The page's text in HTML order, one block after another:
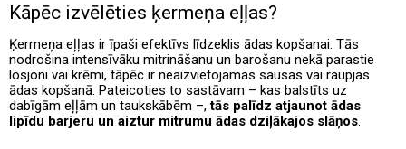
Kāpēc izvēlēties ķermeņa eļļas?
Ķermeņa eļļas ir īpaši efektīvs līdzeklis ādas kopšanai. Tās
nodrošina intensīvāku mitrināšanu un barošanu nekā parastie
losjoni vai krēmi, tāpēc ir neaizvietojamas sausas vai raupjas
ādas kopšanā. Pateicoties to sastāvam – kas balstīts uz
dabīgām eļļām un taukskābēm –,tās palīdz atjaunot ādas
lipīdu barjeru un aiztur mitrumu ādas dziļākajos slāņos